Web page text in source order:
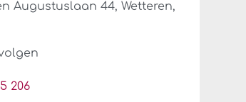
Augustuslaan 44, Wetteren,
206